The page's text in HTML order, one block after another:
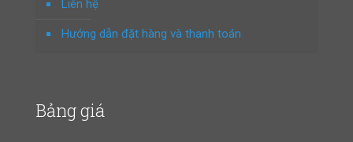
Liên hệ
Hướng dẫn đặt hàng và thanh toán
Bảng giá